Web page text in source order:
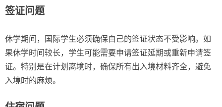
签证问题
休学期间，国际学生必须确保自己的签证状态不受影响。如
果休学时间较长，学生可能需要申请签证延期或重新申请签
证。特别是在计划离境时，确保所有出入境材料齐全，避免
入境时的麻烦。